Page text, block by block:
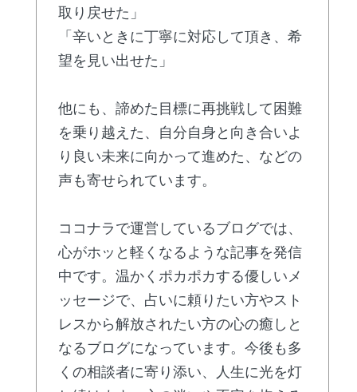
取り戻せた」
「辛いときに丁寧に対応して頂き、希
望を見い出せた」
他にも、諦めた目標に再挑戦して困難
を乗り越えた、自分自身と向き合いよ
り良い未来に向かって進めた、などの
声も寄せられています。
ココナラで運営しているブログでは、
心がホッと軽くなるような記事を発信
中です。温かくポカポカする優しいメ
ッセージで、占いに頼りたい方やスト
レスから解放されたい方の心の癒しと
なるブログになっています。今後も多
くの相談者に寄り添い、人生に光を灯